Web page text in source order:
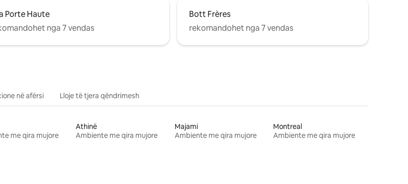
Porte Haute
nga 7 vendas
Bott Frères
rekomandohet nga 7 vendas
në afërsi Lloje të tjera qëndrimesh
me qira mujore
Athinë
Ambiente me qira mujore
Majami
Ambiente me qira mujore
Montreal
Ambiente me qira mujore